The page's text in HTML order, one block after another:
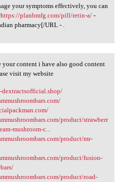
your symptoms effectively, you can
https://planbmfg.com/pill/retin-a/-
pharmacy[/URL - .
your content i
content i have also good content
visit my website
product/strawberr
mushroom-c...
product/mr-
product/fusion-
product/road-